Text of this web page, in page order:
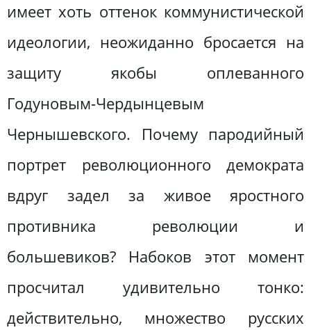
имеет хоть оттенок коммунистической
идеологии, неожиданно бросается на
защиту якобы оплеванного
Годуновым-Чердынцевым
Чернышевского. Почему пародийный
портрет революционного демократа
вдруг задел за живое яростного
противника революции и
большевиков? Набоков этот момент
просчитал удивительно тонко:
действительно, множество русских